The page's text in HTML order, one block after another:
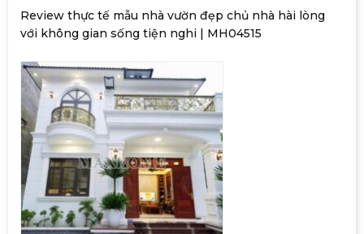
Review thực tế mẫu nhà vườn đẹp chủ nhà hài lòng
với không gian sống tiện nghi | MH04515